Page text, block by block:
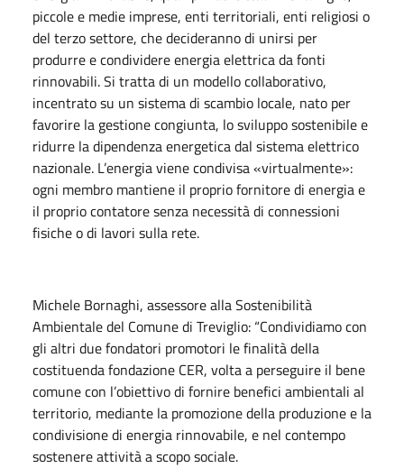
piccole e medie imprese, enti territoriali, enti religiosi o
del terzo settore, che decideranno di unirsi per
produrre e condividere energia elettrica da fonti
rinnovabili. Si tratta di un modello collaborativo,
incentrato su un sistema di scambio locale, nato per
favorire la gestione congiunta, lo sviluppo sostenibile e
ridurre la dipendenza energetica dal sistema elettrico
nazionale. L’energia viene condivisa «virtualmente»:
ogni membro mantiene il proprio fornitore di energia e
il proprio contatore senza necessità di connessioni
fisiche o di lavori sulla rete.
Michele Bornaghi, assessore alla Sostenibilità
Ambientale del Comune di Treviglio: “Condividiamo con
gli altri due fondatori promotori le finalità della
costituenda fondazione CER, volta a perseguire il bene
comune con l’obiettivo di fornire benefici ambientali al
territorio, mediante la promozione della produzione e la
condivisione di energia rinnovabile, e nel contempo
sostenere attività a scopo sociale.